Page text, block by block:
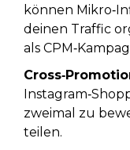
können
deinen Traffic
als
zweimal zu
teilen.